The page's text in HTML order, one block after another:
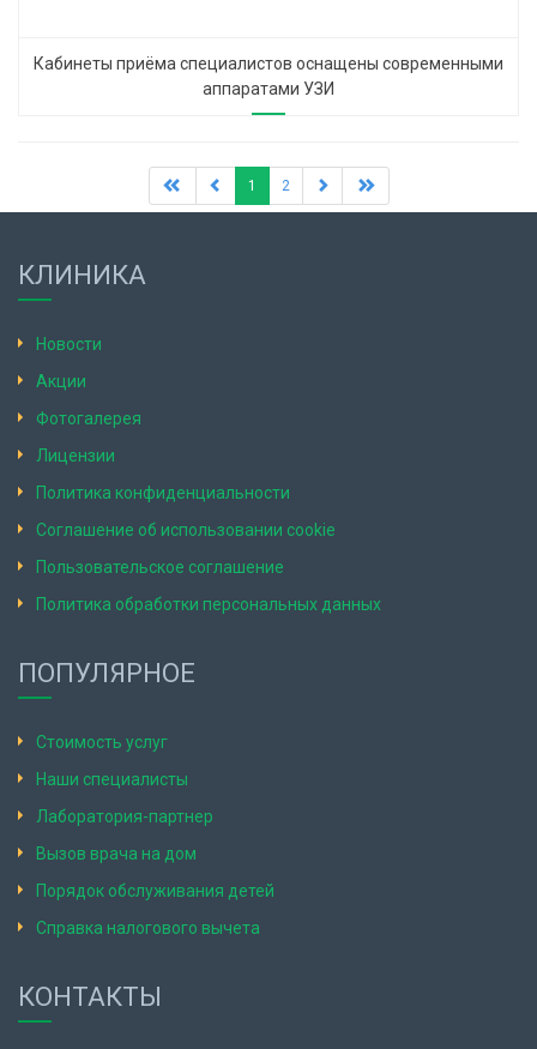
Кабинеты приёма специалистов оснащены современными
аппаратами УЗИ
1 2
КЛИНИКА
Новости
Акции
Фотогалерея
Лицензии
Политика конфиденциальности
Соглашение об использовании cookie
Пользовательское соглашение
Политика обработки персональных данных
ПОПУЛЯРНОЕ
Стоимость услуг
Наши специалисты
Лаборатория-партнер
Вызов врача на дом
Порядок обслуживания детей
Справка налогового вычета
КОНТАКТЫ